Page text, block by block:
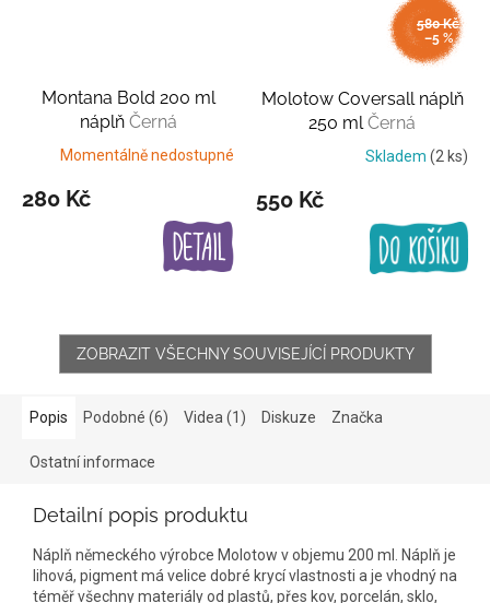
Montana Bold 200 ml
náplň Černá
Momentálně nedostupné
280 Kč
580 Kč
–5 %
Molotow Coversall náplň
250 ml Černá
Skladem (2 ks)
550 Kč
ZOBRAZIT VŠECHNY SOUVISEJÍCÍ PRODUKTY
Popis Podobné (6) Videa (1) Diskuze Značka
Ostatní informace
Detailní popis produktu
Náplň německého výrobce Molotow v objemu 200 ml. Náplň je
lihová, pigment má velice dobré krycí vlastnosti a je vhodný na
téměř všechny materiály od plastů, přes kov, porcelán, sklo,